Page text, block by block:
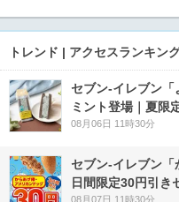
トレンド | アクセスランキン
セブン‐イレブン
ミント登場｜夏限
08月06日 11時30分
セブン‐イレブン
日間限定30円引き
08月07日 11時30分